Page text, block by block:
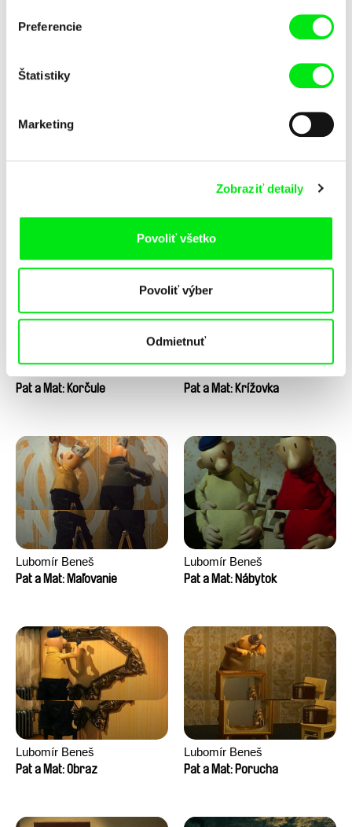
Preferencie
Štatistiky
Marketing
Zobraziť detaily
Povoliť všetko
Povoliť výber
Odmietnuť
Pat a Mat: Koberec
Pat a Mat: Korčule
Pat a Mat: Krížovka
Lubomír Beneš
Pat a Mat: Maľovanie
Lubomír Beneš
Pat a Mat: Nábytok
Lubomír Beneš
Pat a Mat: Obraz
Lubomír Beneš
Pat a Mat: Porucha